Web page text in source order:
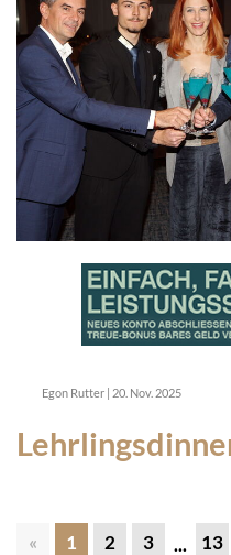
Egon Rutter | 20. Nov. 2025
« 1 2 3 ... 13